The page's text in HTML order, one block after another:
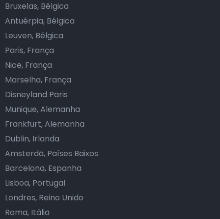
Bruxelas, Bélgica
Antuérpia, Bélgica
Leuven, Bélgica
Paris, França
Nice, França
Marselha, França
Disneyland Paris
Munique, Alemanha
Frankfurt, Alemanha
Dublin, Irlanda
Amsterdã, Países Baixos
Barcelona, Espanha
Lisboa, Portugal
Londres, Reino Unido
Roma, Itália